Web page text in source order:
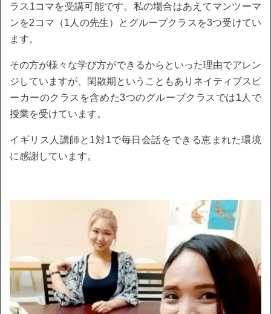
ラス1コマを受講可能です。私の場合はあえてマンツーマ
ンを2コマ（1人の先生）とグループクラスを3つ受けてい
ます。
その方が様々な学び方ができるからといった理由でアレン
ジしていますが、閑散期ということもありネイティブスピ
ーカーのクラスを含めた3つのグループクラスでは1人で
授業を受けています。
イギリス人講師と1対1で毎日会話をできる恵まれた環境
に感謝しています。